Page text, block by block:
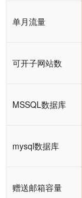
单月流量
可开子网站数
MSSQL数据库
mysql数据库
赠送邮箱容量